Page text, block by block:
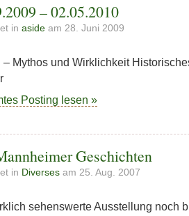
– 02.05.2010
in aside am 28. Juni 2009
– Mythos und Wirklichkeit
Posting lesen »
Geschichten
in Diverses am 25. Aug. 2007
sehenswerte Ausstellung noch